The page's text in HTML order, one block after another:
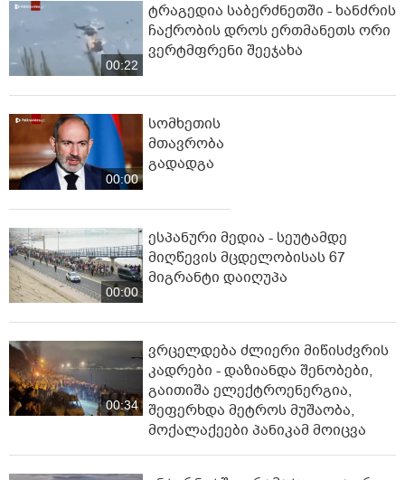
00:22
ტრაგედია საბერძნეთში - ხანძრის
ჩაქრობის დროს ერთმანეთს ორი
ვერტმფრენი შეეჯახა
00:00
სომხეთის
მთავრობა
გადადგა
00:00
ესპანური მედია - სეუტამდე
მიღწევის მცდელობისას 67
მიგრანტი დაიღუპა
00:34
ვრცელდება ძლიერი მიწისძვრის
კადრები - დაზიანდა შენობები,
გაითიშა ელექტროენერგია,
შეფერხდა მეტროს მუშაობა,
მოქალაქეები პანიკამ მოიცვა